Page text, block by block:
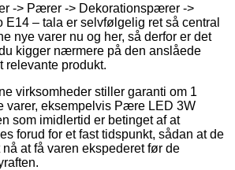
-> Pærer -> Dekorationspærer ->
– tala er selvfølgelig ret så central
nye varer nu og her, så derfor er det
kigger nærmere på den anslåede
relevante produkt.
virksomheder stiller garanti om 1
varer, eksempelvis Pære LED 3W
som imidlertid er betinget af at
forud for et fast tidspunkt, sådan at de
at få varen ekspederet før de